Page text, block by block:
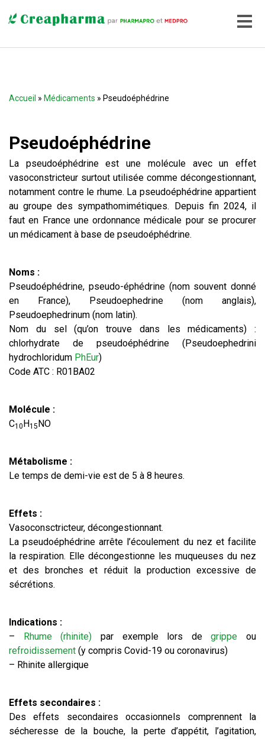
Accueil » Médicaments » Pseudoéphédrine
Pseudoéphédrine
La pseudoéphédrine est une molécule avec un effet
vasoconstricteur surtout utilisée comme décongestionnant,
notamment contre le rhume. La pseudoéphédrine appartient
au groupe des sympathomimétiques. Depuis fin 2024, il
faut en France une ordonnance médicale pour se procurer
un médicament à base de pseudoéphédrine.
Noms :
Pseudoéphédrine, pseudo-éphédrine (nom souvent donné
en France), Pseudoephedrine (nom anglais),
Pseudoephedrinum (nom latin).
Nom du sel (qu’on trouve dans les médicaments) :
chlorhydrate de pseudoéphédrine (Pseudoephedrini
hydrochloridum PhEur)
Code ATC : R01BA02
Molécule :
C10H15NO
Métabolisme :
Le temps de demi-vie est de 5 à 8 heures.
Effets :
Vasoconsctricteur, décongestionnant.
La pseudoéphédrine arrête l’écoulement du nez et facilite
la respiration. Elle décongestionne les muqueuses du nez
et des bronches et réduit la production excessive de
sécrétions.
Indications :
– Rhume (rhinite) par exemple lors degrippe ou
refroidissement (y compris Covid-19 ou coronavirus)
– Rhinite allergique
Effets secondaires :
Des effets secondaires occasionnels comprennent la
sécheresse de la bouche, la perte d’appétit, l’agitation,